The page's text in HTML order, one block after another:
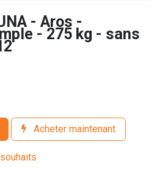
- Aros -
- 275 kg - sans
Acheter maintenant